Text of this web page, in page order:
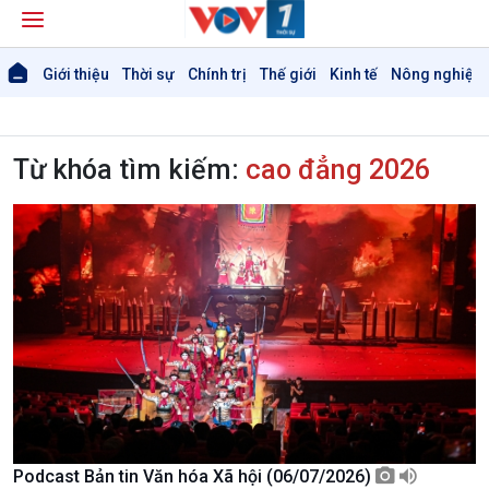
Giới thiệu Thời sự Chính trị Thế giới Kinh tế Nông nghiệp
Giới thiệu
Thời sự
Thời sự 6h
Thời sự 12h
Thời sự 18h
Thời sự 21h30
Bản tin
Chuyên mục
Theo dòng Thời sự
Chính trị
Thế giới
Từ khóa tìm kiếm: cao đẳng 2026
Podcast Bản tin Văn hóa Xã hội (06/07/2026)